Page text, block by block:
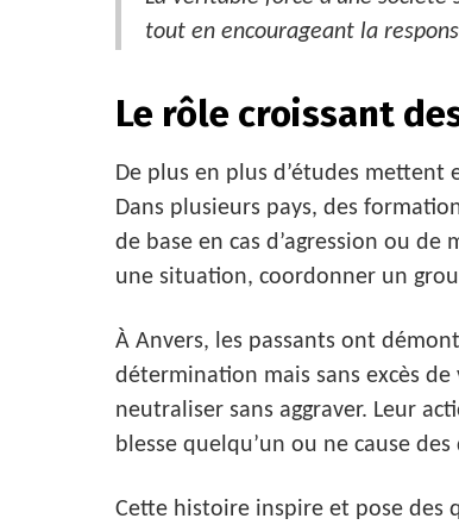
tout en encourageant la
Le rôle croissant
De plus en plus d’études mettent
Dans plusieurs pays, des
de base en cas d’agression ou
une situation, coordonner un
À Anvers, les passants ont
détermination mais sans excès
neutraliser sans aggraver. Leur
blesse quelqu’un ou ne cause
Cette histoire inspire et pose des